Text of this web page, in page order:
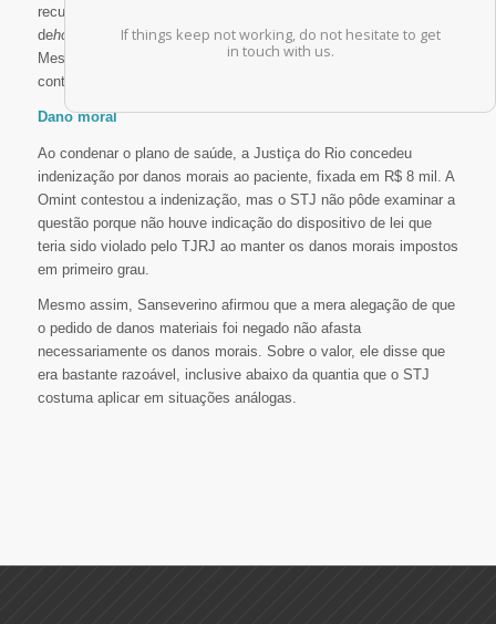
recusa do plano de saúde a cobrir as despesas do serviço
dehome care , que no caso é imprescindível para o paciente.
Mesmo se houvesse exclusão expressa dessa cobertura no
contrato, ele afirmou que tal cláusula seria abusiva.
Dano moral
Ao condenar o plano de saúde, a Justiça do Rio concedeu
indenização por danos morais ao paciente, fixada em R$ 8 mil. A
Omint contestou a indenização, mas o STJ não pôde examinar a
questão porque não houve indicação do dispositivo de lei que
teria sido violado pelo TJRJ ao manter os danos morais impostos
em primeiro grau.
Mesmo assim, Sanseverino afirmou que a mera alegação de que
o pedido de danos materiais foi negado não afasta
necessariamente os danos morais. Sobre o valor, ele disse que
era bastante razoável, inclusive abaixo da quantia que o STJ
costuma aplicar em situações análogas.